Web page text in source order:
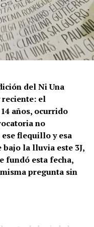
del Ni Una
reciente: el
años, ocurrido
no
flequillo y esa
la lluvia este 3J,
fundó esta fecha,
pregunta sin